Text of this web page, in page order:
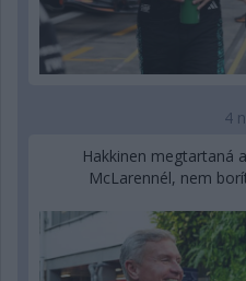
4
Hakkinen megtartaná
McLarennél, nem